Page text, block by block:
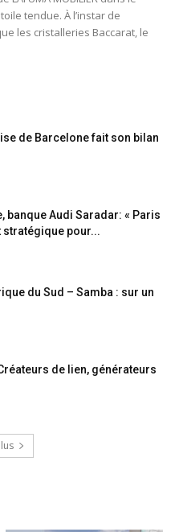
tendue. À l’instar de
les cristalleries Baccarat, le
de Barcelone fait son bilan
banque Audi Saradar: « Paris
stratégique pour...
du Sud – Samba : sur un
Créateurs de lien, générateurs